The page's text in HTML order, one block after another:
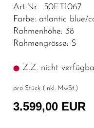
Art.Nr. 50ET1067
Farbe: atlantic blue/
Rahmenhöhe: 38
Rahmengrösse: S
Z.Z. nicht
pro Stück (inkl. MwSt.)
3.599,00 EUR